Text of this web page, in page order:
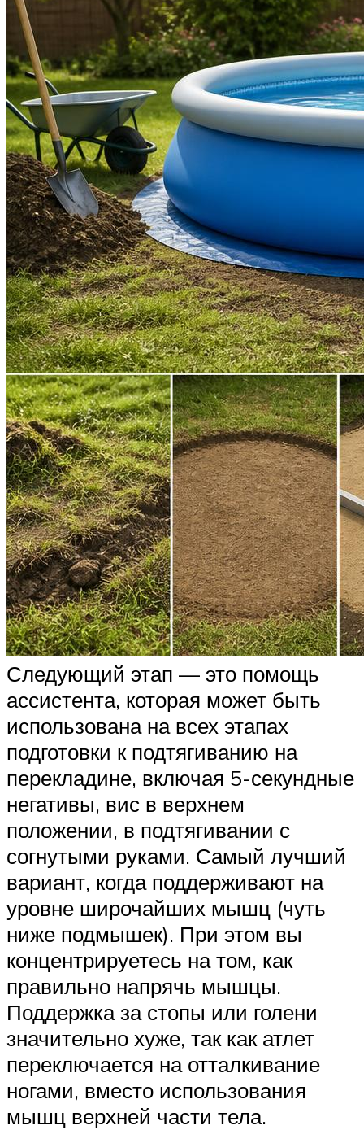
Следующий этап — это помощь
ассистента, которая может быть
использована на всех этапах
подготовки к подтягиванию на
перекладине, включая 5-секундные
негативы, вис в верхнем
положении, в подтягивании с
согнутыми руками. Самый лучший
вариант, когда поддерживают на
уровне широчайших мышц (чуть
ниже подмышек). При этом вы
концентрируетесь на том, как
правильно напрячь мышцы.
Поддержка за стопы или голени
значительно хуже, так как атлет
переключается на отталкивание
ногами, вместо использования
мышц верхней части тела.